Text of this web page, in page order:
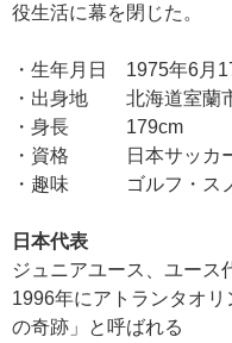
役生活に幕を閉じた。
・生年月日 1975年6月
・出身地 北海道室蘭
・身長 179cm
・資格 日本サッカー
・趣味 ゴルフ・ス
日本代表
ジュニアユース、ユース
1996年にアトランタオ
の奇跡」と呼ばれる